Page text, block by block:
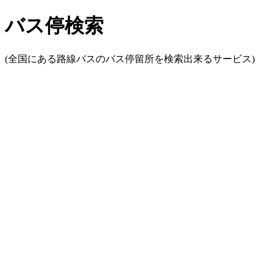
バス停検索
(全国にある路線バスのバス停留所を検索出来るサービス)